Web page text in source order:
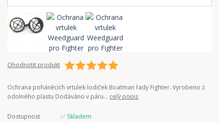
Ohodnotit produkt
Ochrana poháněcích vrtulek lodiček Boatman řady Fighter. Vyrobeno z
odolného plastu Dodáváno v páru... celý popis
Dostupnost ✅ Skladem